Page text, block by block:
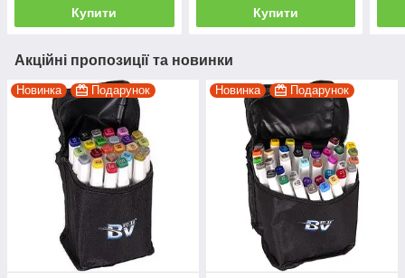
Купити Купити
Акційні пропозиції та новинки
Новинка Подарунок Новинка Подарунок